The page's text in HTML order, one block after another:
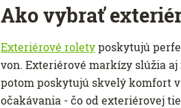
Ako vybrať
Exteriérové ​​rolety poskytujú
von. Exteriérové ​​markízy slúžia
potom poskytujú skvelý komfort
očakávania - čo od exteriérovej